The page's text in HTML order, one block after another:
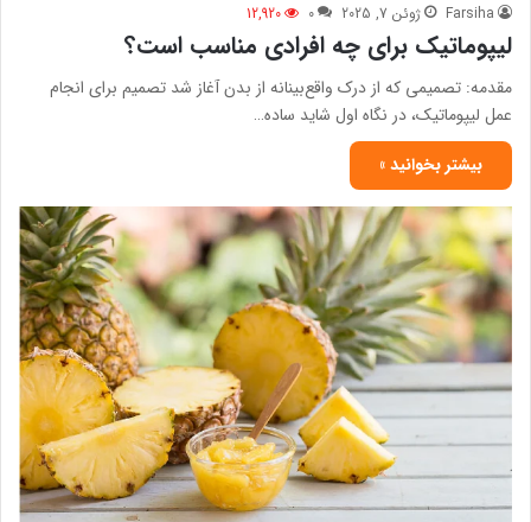
Farsiha ژوئن 7, 2025 0
12,920
لیپوماتیک برای چه افرادی مناسب است؟
مقدمه: تصمیمی که از درک واقع‌بینانه از بدن آغاز شد تصمیم برای انجام
عمل لیپوماتیک، در نگاه اول شاید ساده…
بیشتر بخوانید »